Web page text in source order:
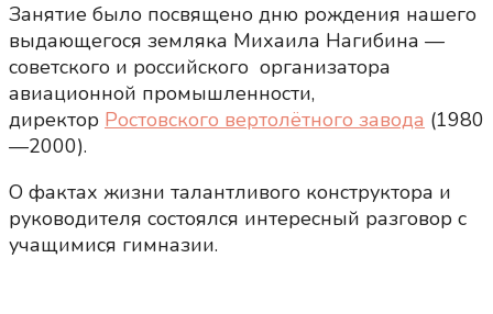
Занятие было посвящено дню рождения нашего
выдающегося земляка Михаила Нагибина —
советского и российского организатора
авиационной промышленности,
директор Ростовского вертолётного завода (1980
—2000).
О фактах жизни талантливого конструктора и
руководителя состоялся интересный разговор с
учащимися гимназии.